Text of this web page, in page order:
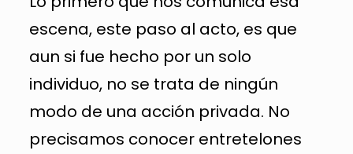
escena, este paso al acto, es que
aun si fue hecho por un solo
individuo, no se trata de ningún
modo de una acción privada. No
precisamos conocer entretelones